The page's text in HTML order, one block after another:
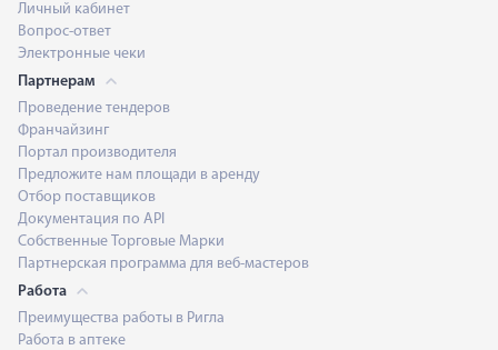
Личный кабинет
Вопрос-ответ
Электронные чеки
Партнерам
Проведение тендеров
Франчайзинг
Портал производителя
Предложите нам площади в аренду
Отбор поставщиков
Документация по API
Собственные Торговые Марки
Партнерская программа для веб-мастеров
Работа
Преимущества работы в Ригла
Работа в аптеке